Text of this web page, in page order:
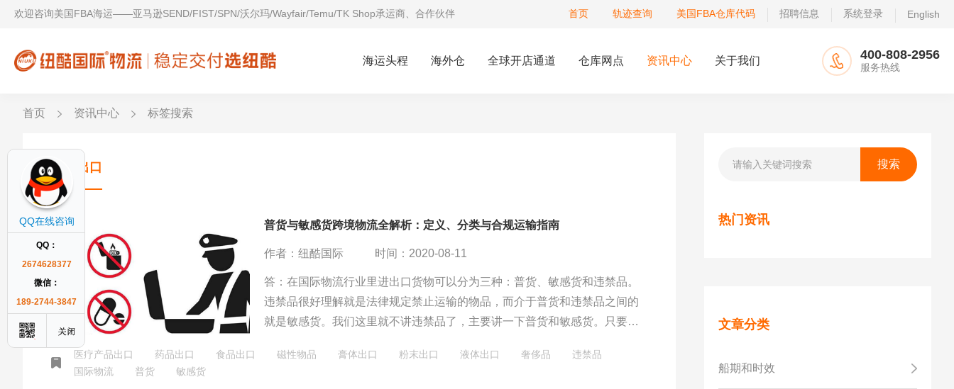
欢迎咨询美国FBA海运——亚马逊SEND/FIST/SPN/沃尔玛/Wayfair/Temu/TK Shop承运商、合作伙伴 首页 轨迹查询 美国FBA仓库代码 招聘信息 系统登录 English
海运头程 海外仓 全球开店通道 仓库网点 资讯中心 关于我们 400-808-2956
服务热线
首页 资讯中心 标签搜索
膏体出口
普货与敏感货跨境物流全解析：定义、分类与合规运输指南
作者：纽酷国际 时间：2020-08-11
答：在国际物流行业里进出口货物可以分为三种：普货、敏感货和违禁品。
违禁品很好理解就是法律规定禁止运输的物品，而介于普货和违禁品之间的
就是敏感货。我们这里就不讲违禁品了，主要讲一下普货和敏感货。只要把
医疗产品出口 药品出口 食品出口 磁性物品 膏体出口 粉末出口 液体出口 奢侈品
违禁品
国际物流
普货 敏感货
热门资讯
文章分类
船期和时效
QQ在线咨询
QQ：
2674628377
微信：
189-2744-3847